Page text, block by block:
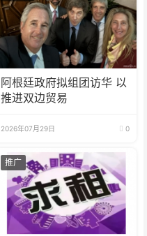
阿根廷政府拟组团访华 以
推进双边贸易
2026年07月29日 0
推广